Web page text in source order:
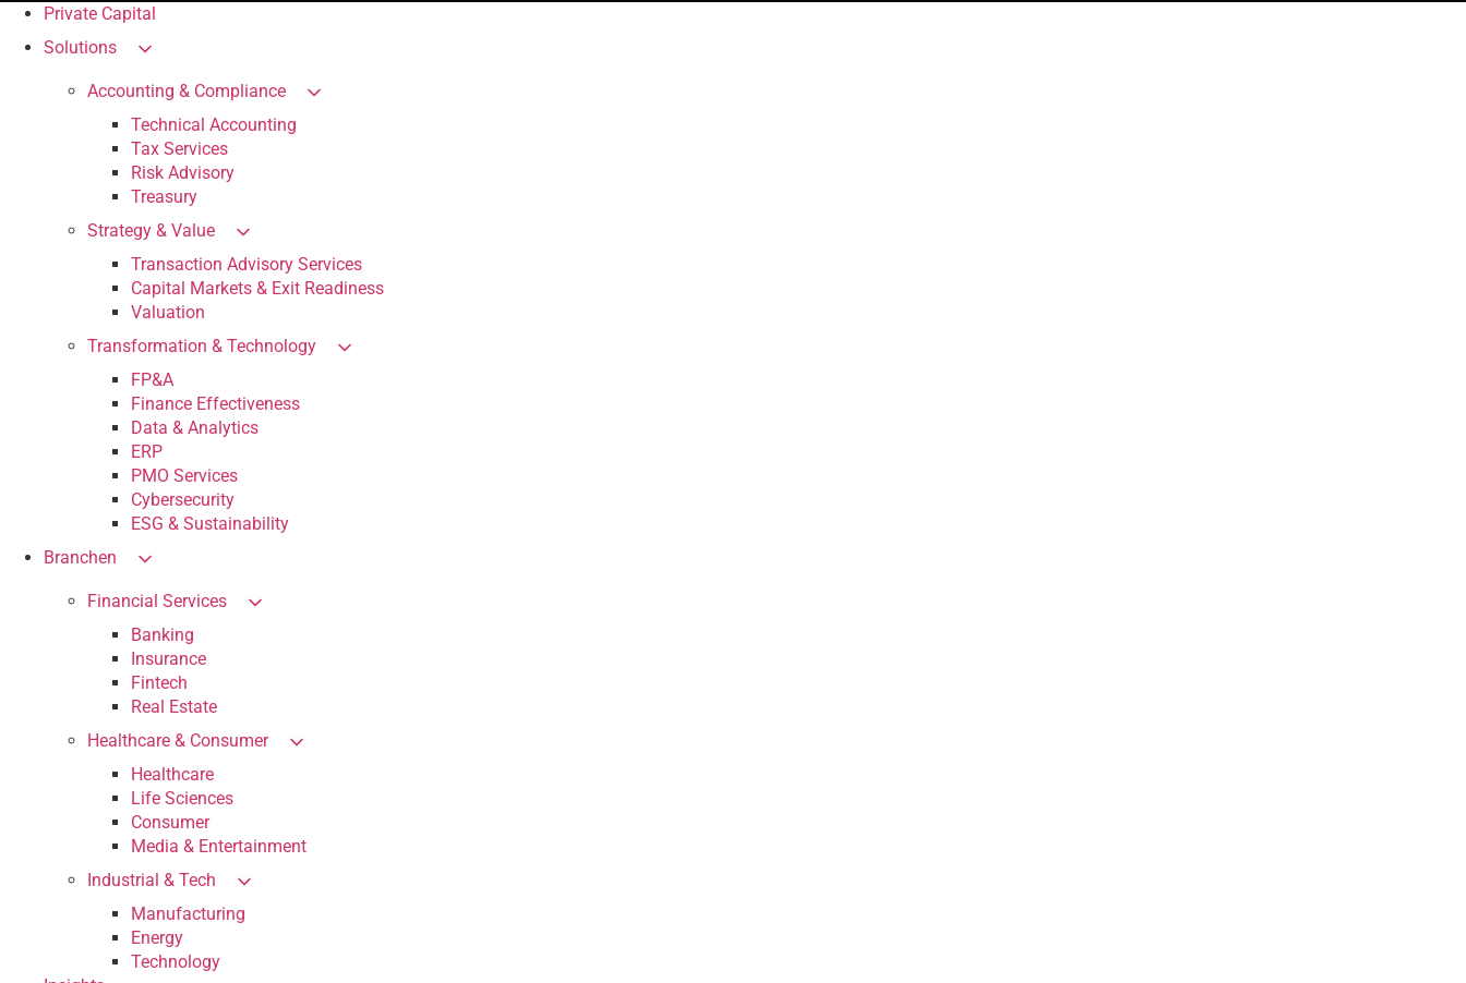
Private Capital
Solutions
Accounting & Compliance
Technical Accounting
Tax Services
Risk Advisory
Treasury
Strategy & Value
Transaction Advisory Services
Capital Markets & Exit Readiness
Valuation
Transformation & Technology
FP&A
Finance Effectiveness
Data & Analytics
ERP
PMO Services
Cybersecurity
ESG & Sustainability
Branchen
Financial Services
Banking
Insurance
Fintech
Real Estate
Healthcare & Consumer
Healthcare
Life Sciences
Consumer
Media & Entertainment
Industrial & Tech
Manufacturing
Energy
Technology